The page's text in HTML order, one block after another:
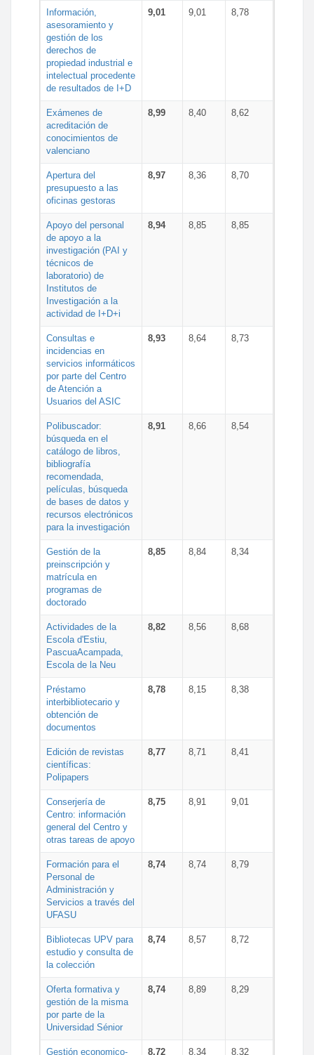
Información,
asesoramiento y
gestión de los
derechos de
propiedad industrial e
intelectual procedente
de resultados de I+D
9,01 9,01 8,78
Exámenes de
acreditación de
conocimientos de
valenciano
8,99 8,40 8,62
Apertura del
presupuesto a las
oficinas gestoras
8,97 8,36 8,70
Apoyo del personal
de apoyo a la
investigación (PAI y
técnicos de
laboratorio) de
Institutos de
Investigación a la
actividad de I+D+i
8,94 8,85 8,85
Consultas e
incidencias en
servicios informáticos
por parte del Centro
de Atención a
Usuarios del ASIC
8,93 8,64 8,73
Polibuscador:
búsqueda en el
catálogo de libros,
bibliografía
recomendada,
películas, búsqueda
de bases de datos y
recursos electrónicos
para la investigación
8,91 8,66 8,54
Gestión de la
preinscripción y
matrícula en
programas de
doctorado
8,85 8,84 8,34
Actividades de la
Escola d'Estiu,
PascuaAcampada,
Escola de la Neu
8,82 8,56 8,68
Préstamo
interbibliotecario y
obtención de
documentos
8,78 8,15 8,38
Edición de revistas
científicas:
Polipapers
8,77 8,71 8,41
Conserjería de
Centro: información
general del Centro y
otras tareas de apoyo
8,75 8,91 9,01
Formación para el
Personal de
Administración y
Servicios a través del
UFASU
8,74 8,74 8,79
Bibliotecas UPV para
estudio y consulta de
la colección
8,74 8,57 8,72
Oferta formativa y
gestión de la misma
por parte de la
Universidad Sénior
8,74 8,89 8,29
Gestión economico- 8,72 8,34 8,32